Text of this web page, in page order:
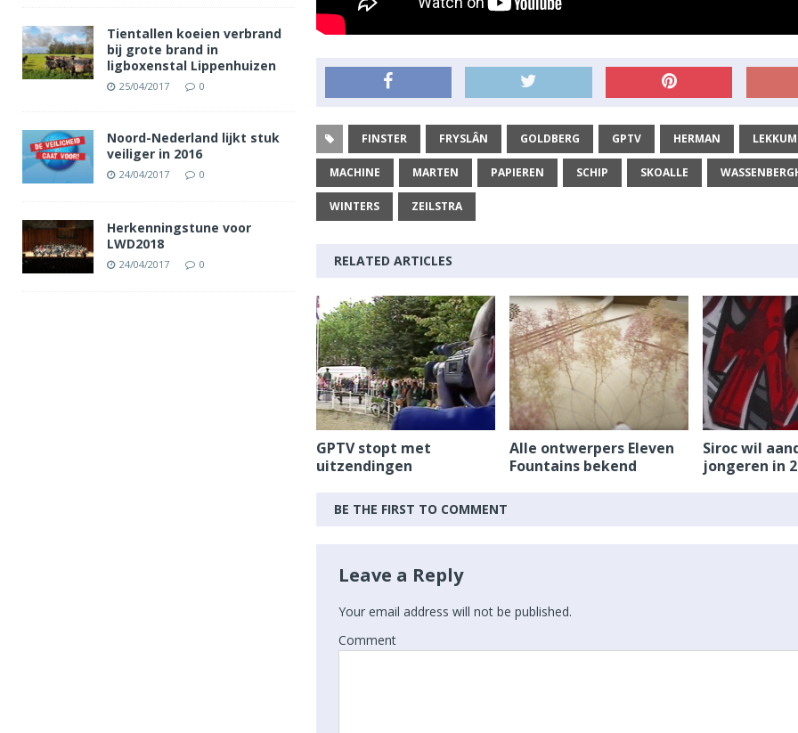
FINSTER FRYSLÂN GOLDBERG GPTV HERMAN LEKKUM
MACHINE MARTEN PAPIEREN SCHIP SKOALLE
WINTERS ZEILSTRA
RELATED ARTICLES
GPTV stopt met
uitzendingen
Alle ontwerpers Eleven
Fountains bekend
Siroc wil
jongeren in
BE THE FIRST TO COMMENT
Leave a Reply
Your email address will not be published.
Comment
Tientallen koeien verbrand
bij grote brand in
ligboxenstal Lippenhuizen
25/04/2017 0
Noord-Nederland lijkt stuk
veiliger in 2016
24/04/2017 0
Herkenningstune voor
LWD2018
24/04/2017 0